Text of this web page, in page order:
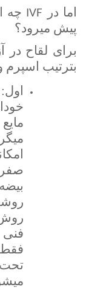
اما در
IVF
چه
پیش میرود؟
برای لقاح در
بترتیب
صفر
فنی
تحت